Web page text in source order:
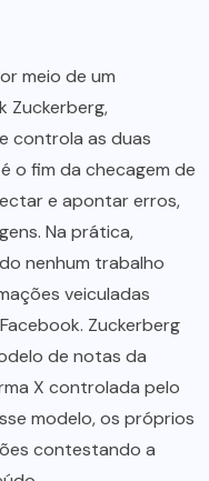
meio de um
Zuckerberg,
controla as duas
o fim da checagem de
e apontar erros,
Na prática,
nenhum trabalho
veiculadas
Zuckerberg
de notas da
X controlada pelo
modelo, os próprios
contestando a